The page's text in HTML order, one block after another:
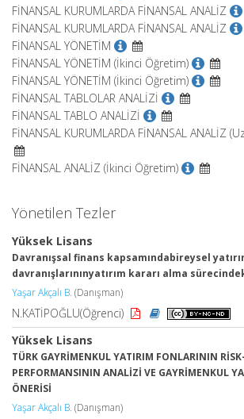
FİNANSAL KURUMLARDA FİNANSAL ANALİZ
FİNANSAL KURUMLARDA FİNANSAL ANALİZ
FİNANSAL YÖNETİM
FİNANSAL YÖNETİM (İkinci Öğretim)
FİNANSAL YÖNETİM (İkinci Öğretim)
FİNANSAL TABLOLAR ANALİZİ
FİNANSAL TABLO ANALİZİ
FİNANSAL KURUMLARDA FİNANSAL ANALİZ
FİNANSAL ANALİZ (İkinci Öğretim)
Yönetilen Tezler
Yüksek Lisans
Davranışsal finans kapsamındabireysel
davranışlarınınyatırım kararı alma
Yaşar Akçalı B. (Danışman)
N.KATİPOĞLU(Öğrenci)
Yüksek Lisans
TÜRK GAYRİMENKUL YATIRIM FONLARININ
PERFORMANSININ ANALİZİ VE GAYRİMENKUL
ÖNERİSİ
Yaşar Akçalı B. (Danışman)